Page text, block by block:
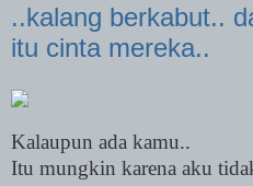
..kalang berkabut..
itu cinta mereka..
Kalaupun ada kamu..
Itu mungkin karena aku